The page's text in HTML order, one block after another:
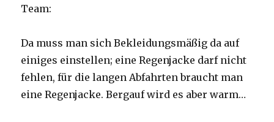
Team:
Da muss man sich Bekleidungsmäßig da auf
einiges einstellen; eine Regenjacke darf nicht
fehlen, für die langen Abfahrten braucht man
eine Regenjacke. Bergauf wird es aber warm…